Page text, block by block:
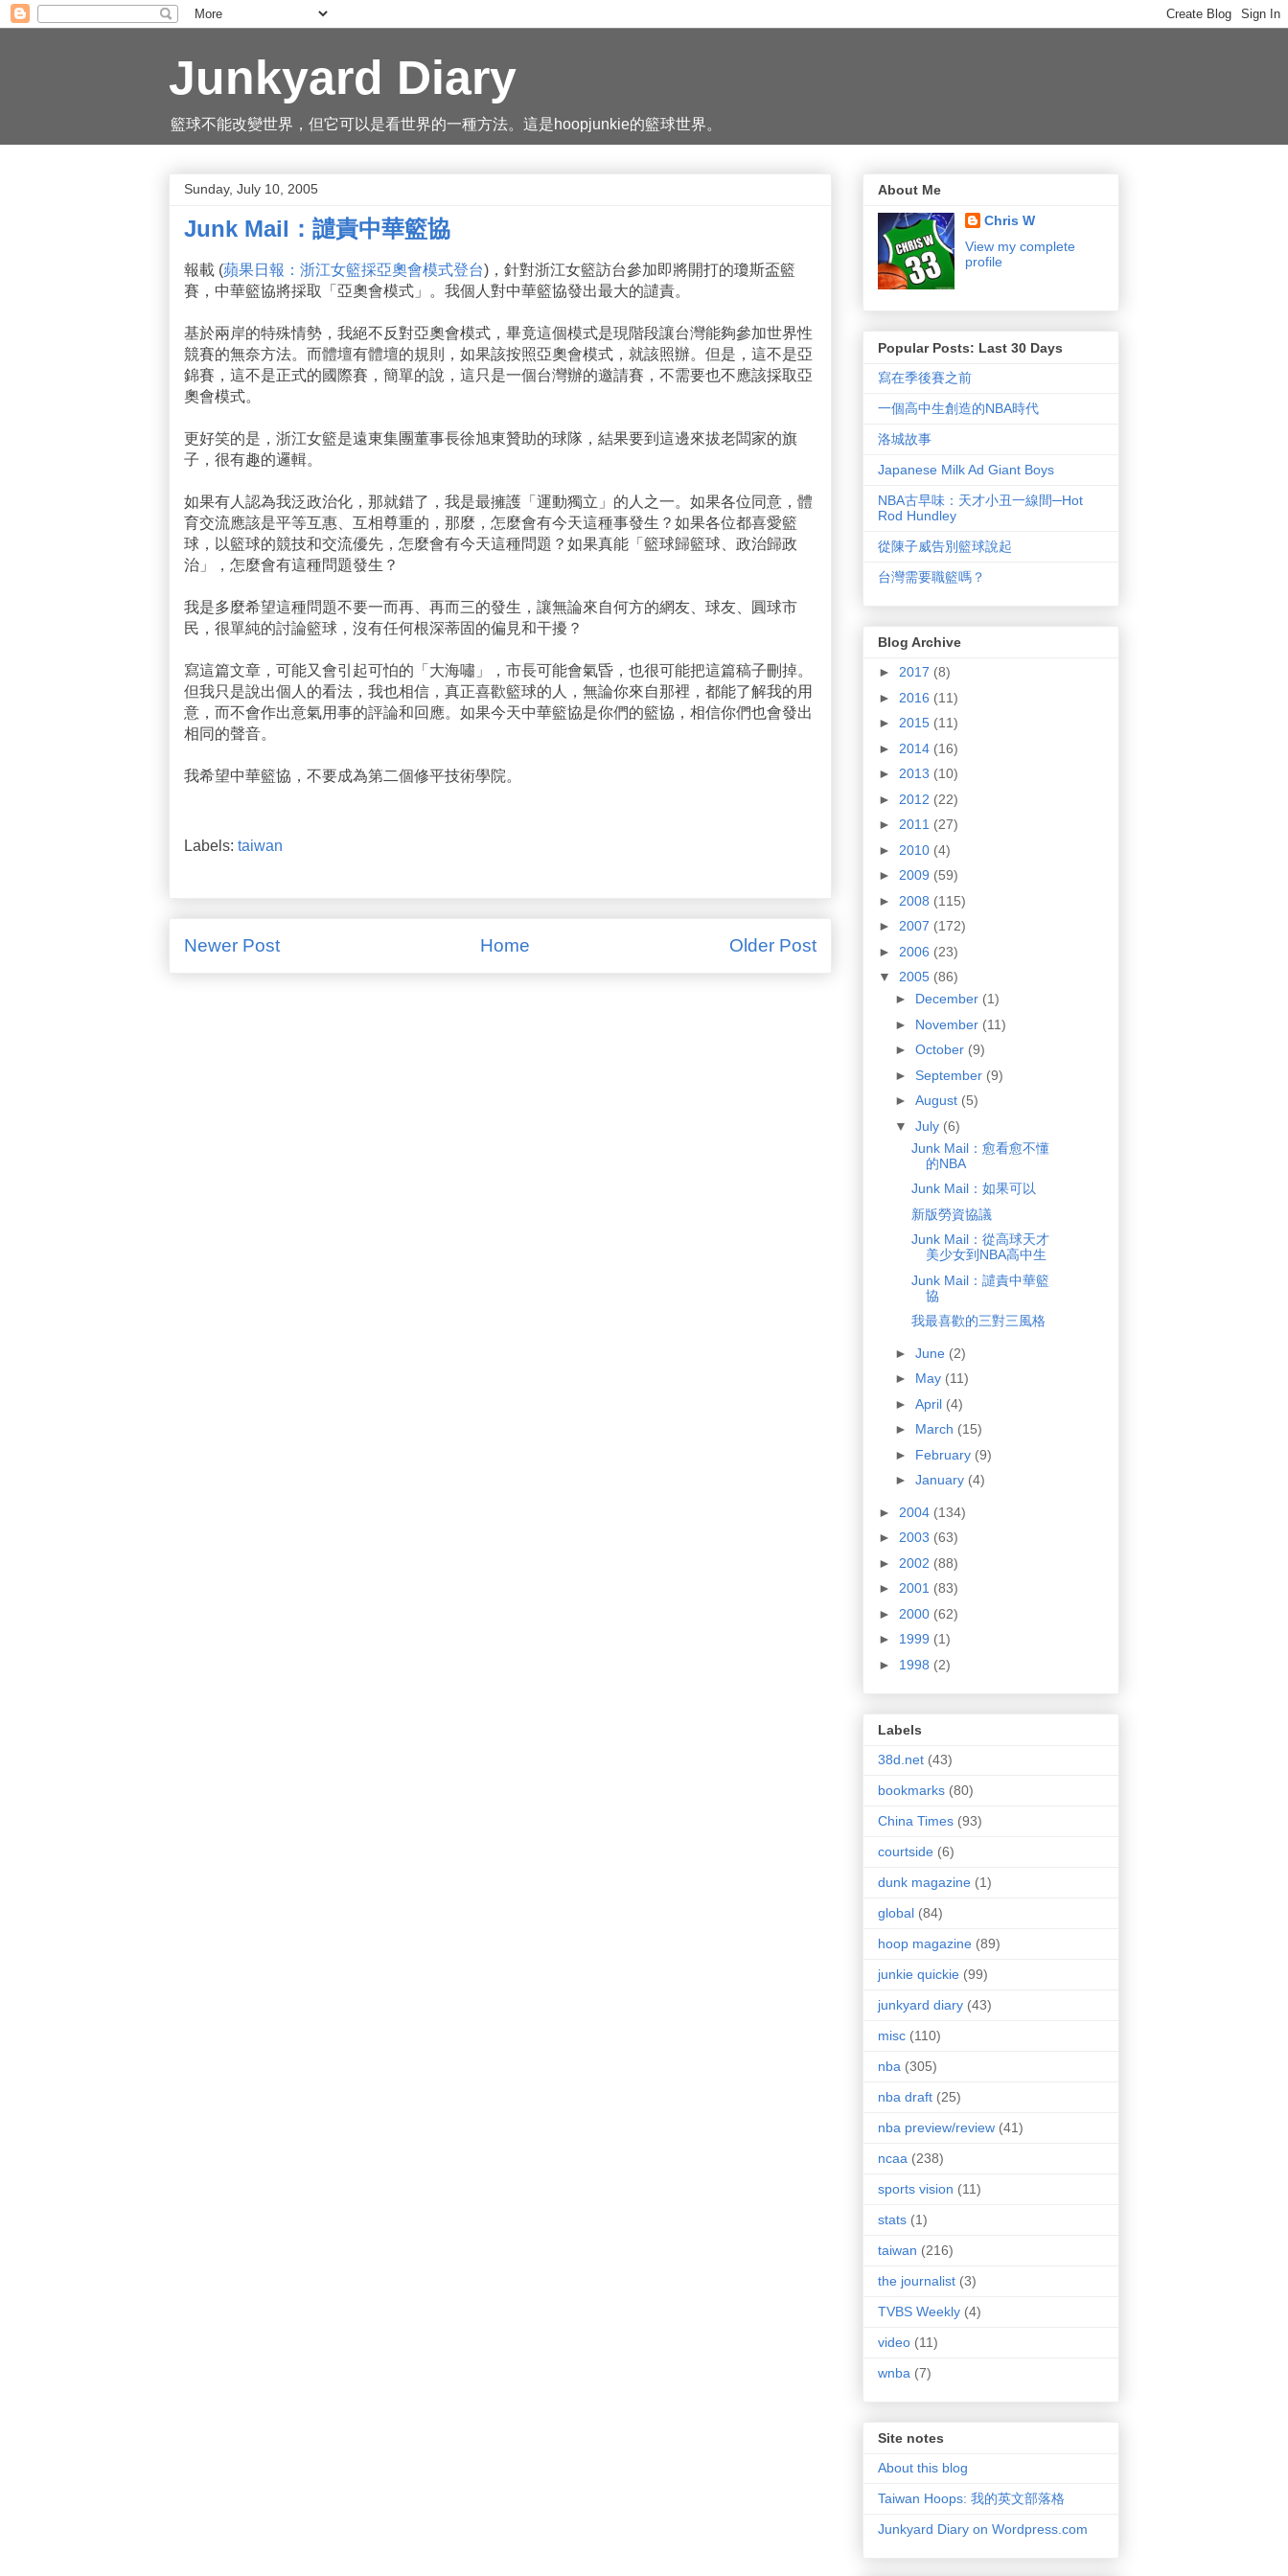
Junkyard Diary
籃球不能改變世界，但它可以是看世界的一種方法。這是hoopjunkie的籃球世界。
Sunday, July 10, 2005
Junk Mail：譴責中華籃協
報載 (蘋果日報：浙江女籃採亞奧會模式登台)，針對浙江女籃訪台參加即將開打的瓊斯盃籃
賽，中華籃協將採取「亞奧會模式」。我個人對中華籃協發出最大的譴責。
基於兩岸的特殊情勢，我絕不反對亞奧會模式，畢竟這個模式是現階段讓台灣能夠參加世界性
競賽的無奈方法。而體壇有體壇的規則，如果該按照亞奧會模式，就該照辦。但是，這不是亞
錦賽，這不是正式的國際賽，簡單的說，這只是一個台灣辦的邀請賽，不需要也不應該採取亞
奧會模式。
更好笑的是，浙江女籃是遠東集團董事長徐旭東贊助的球隊，結果要到這邊來拔老闆家的旗
子，很有趣的邏輯。
如果有人認為我泛政治化，那就錯了，我是最擁護「運動獨立」的人之一。如果各位同意，體
育交流應該是平等互惠、互相尊重的，那麼，怎麼會有今天這種事發生？如果各位都喜愛籃
球，以籃球的競技和交流優先，怎麼會有今天這種問題？如果真能「籃球歸籃球、政治歸政
治」，怎麼會有這種問題發生？
我是多麼希望這種問題不要一而再、再而三的發生，讓無論來自何方的網友、球友、圓球市
民，很單純的討論籃球，沒有任何根深蒂固的偏見和干擾？
寫這篇文章，可能又會引起可怕的「大海嘯」，市長可能會氣昏，也很可能把這篇稿子刪掉。
但我只是說出個人的看法，我也相信，真正喜歡籃球的人，無論你來自那裡，都能了解我的用
意，而不會作出意氣用事的評論和回應。如果今天中華籃協是你們的籃協，相信你們也會發出
相同的聲音。
我希望中華籃協，不要成為第二個修平技術學院。
Labels: taiwan
Newer Post Older Post
Home
About Me
Chris W
View my complete
profile
Popular Posts: Last 30 Days
寫在季後賽之前
一個高中生創造的NBA時代
洛城故事
Japanese Milk Ad Giant Boys
NBA古早味：天才小丑一線間─Hot
Rod Hundley
從陳子威告別籃球說起
台灣需要職籃嗎？
Blog Archive
► 2017 (8)
► 2016 (11)
► 2015 (11)
► 2014 (16)
► 2013 (10)
► 2012 (22)
► 2011 (27)
► 2010 (4)
► 2009 (59)
► 2008 (115)
► 2007 (172)
► 2006 (23)
▼ 2005 (86)
► December (1)
► November (11)
► October (9)
► September (9)
► August (5)
▼ July (6)
Junk Mail：愈看愈不懂
的NBA
Junk Mail：如果可以
新版勞資協議
Junk Mail：從高球天才
美少女到NBA高中生
Junk Mail：譴責中華籃
協
我最喜歡的三對三風格
► June (2)
► May (11)
► April (4)
► March (15)
► February (9)
► January (4)
► 2004 (134)
► 2003 (63)
► 2002 (88)
► 2001 (83)
► 2000 (62)
► 1999 (1)
► 1998 (2)
Labels
38d.net (43)
bookmarks (80)
China Times (93)
courtside (6)
dunk magazine (1)
global (84)
hoop magazine (89)
junkie quickie (99)
junkyard diary (43)
misc (110)
nba (305)
nba draft (25)
nba preview/review (41)
ncaa (238)
sports vision (11)
stats (1)
taiwan (216)
the journalist (3)
TVBS Weekly (4)
video (11)
wnba (7)
Site notes
About this blog
Taiwan Hoops: 我的英文部落格
Junkyard Diary on Wordpress.com